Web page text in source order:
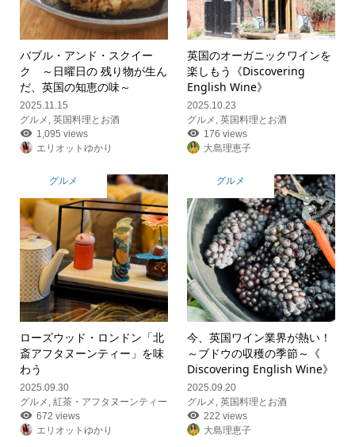
バブル・アンド・スクイー
ク ～日曜日の 残り物が生ん
だ、英国の知恵の味～
2025.11.15
グルメ 英国料理とお酒
1,095 views
エリオットゆかり
英国のオーガニックワインを
楽しもう《Discovering
English Wine》
2025.10.23
グルメ ,英国料理とお酒
176 views
大島理恵子
グルメ
ローズウッド・ロンドン「北
斎アフタヌーンティー」を味
わう
2025.09.30
グルメ , 紅茶・アフタヌーンティー
672 views
エリオットゆかり
グルメ
今、英国ワイン業界が熱い！
～ブドウの収穫の季節～《
Discovering English Wine》
2025.09.20
グルメ ,英国料理とお酒
222 views
大島理恵子